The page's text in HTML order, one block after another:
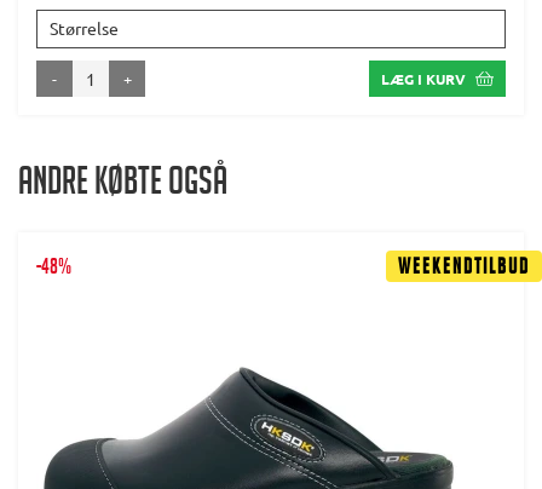
Størrelse
- + LÆG I KURV
Andre købte også
Weekendtilbud
-48%